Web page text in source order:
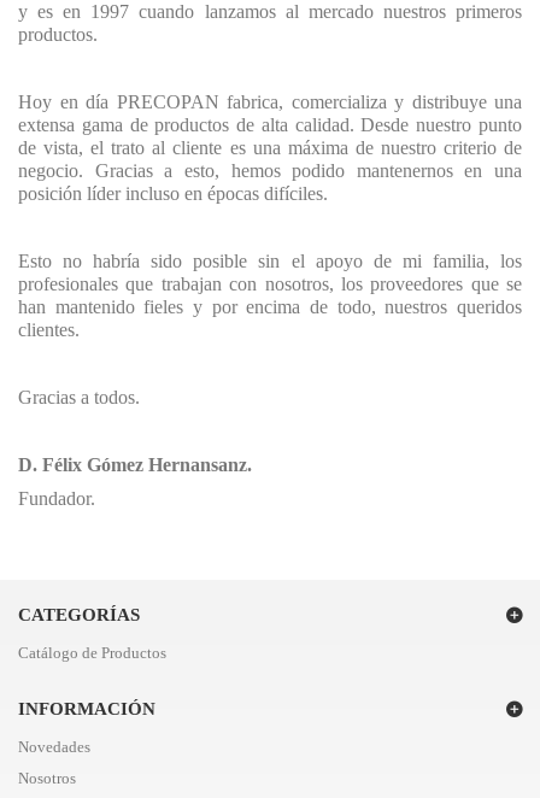
y es en 1997 cuando lanzamos al mercado nuestros primeros
productos.
Hoy en día PRECOPAN fabrica, comercializa y distribuye una
extensa gama de productos de alta calidad. Desde nuestro punto
de vista, el trato al cliente es una máxima de nuestro criterio de
negocio. Gracias a esto, hemos podido mantenernos en una
posición líder incluso en épocas difíciles.
Esto no habría sido posible sin el apoyo de mi familia, los
profesionales que trabajan con nosotros, los proveedores que se
han mantenido fieles y por encima de todo, nuestros queridos
clientes.
Gracias a todos.
D. Félix Gómez Hernansanz.
Fundador.
CATEGORÍAS
Catálogo de Productos
INFORMACIÓN
Novedades
Nosotros